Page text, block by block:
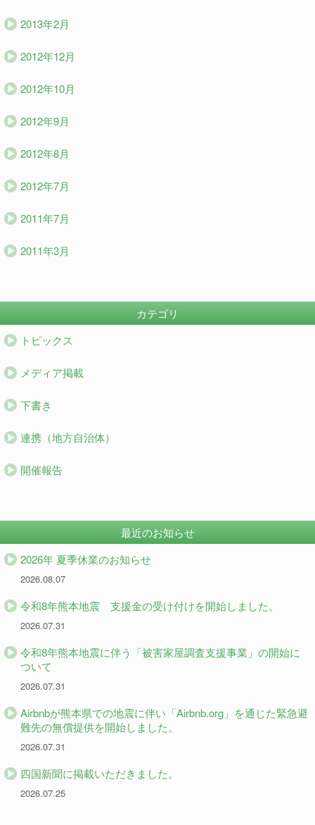
2013年2月
2012年12月
2012年10月
2012年9月
2012年8月
2012年7月
2011年7月
2011年3月
カテゴリ
トピックス
メディア掲載
下書き
連携（地方自治体）
開催報告
最近のお知らせ
2026年 夏季休業のお知らせ
2026.08.07
令和8年熊本地震 支援金の受け付けを開始しました。
2026.07.31
令和8年熊本地震に伴う「被害家屋調査支援事業」の開始に
ついて
2026.07.31
Airbnbが熊本県での地震に伴い「Airbnb.org」を通じた緊急避
難先の無償提供を開始しました。
2026.07.31
四国新聞に掲載いただきました。
2026.07.25